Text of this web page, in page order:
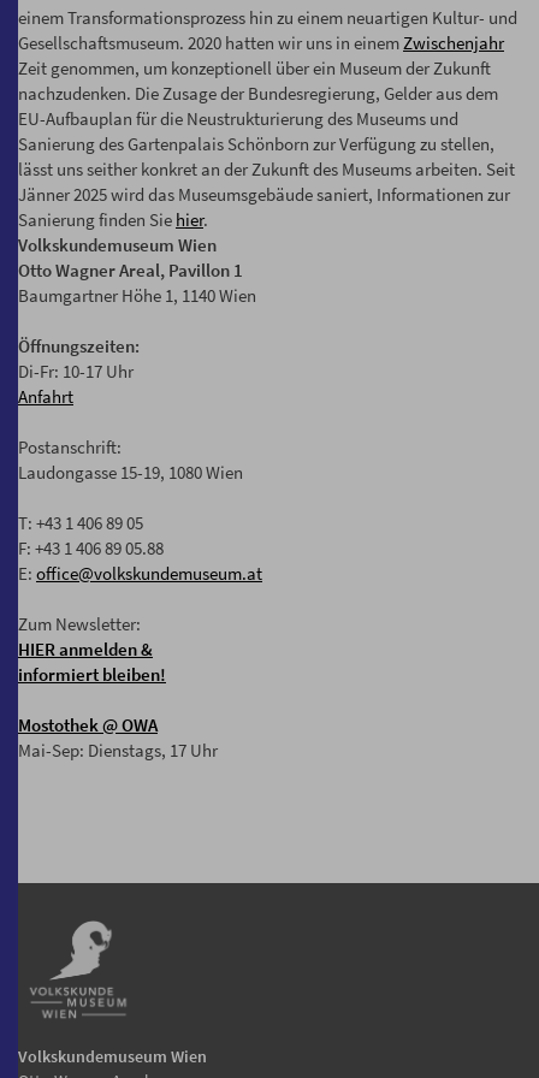
einem Transformationsprozess hin zu einem neuartigen Kultur- und
Gesellschaftsmuseum. 2020 hatten wir uns in einemZwischenjahr
Zeit genommen, um konzeptionell über ein Museum der Zukunft
nachzudenken. Die Zusage der Bundesregierung, Gelder aus dem
EU-Aufbauplan für die Neustrukturierung des Museums und
Sanierung des Gartenpalais Schönborn zur Verfügung zu stellen,
lässt uns seither konkret an der Zukunft des Museums arbeiten. Seit
Jänner 2025 wird das Museumsgebäude saniert, Informationen zur
Sanierung finden Sie hier.
Volkskundemuseum Wien
Otto Wagner Areal, Pavillon 1
Baumgartner Höhe 1, 1140 Wien
Öffnungszeiten:
Di-Fr: 10-17 Uhr
Anfahrt
Postanschrift:
Laudongasse 15-19, 1080 Wien
T: +43 1 406 89 05
F: +43 1 406 89 05.88
E: office@volkskundemuseum.at
Zum Newsletter:
HIER anmelden &
informiert bleiben!
Mostothek@ OWA
Mai-Sep: Dienstags, 17 Uhr
Volkskundemuseum Wien